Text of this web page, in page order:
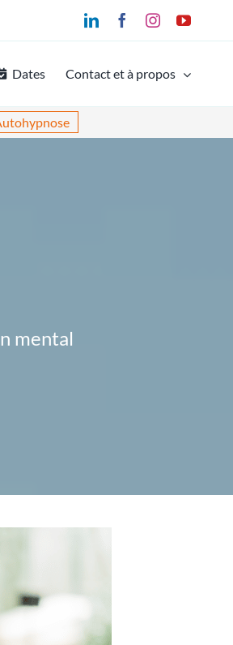
LinkedInFacebookInstagram
Dates Contact et à propos
mental